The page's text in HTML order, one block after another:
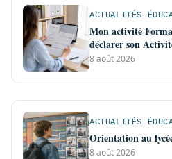
ACTUALITÉS
Mon activité
déclarer son
8 août 2026
ACTUALITÉS
Orientation au
8 août 2026